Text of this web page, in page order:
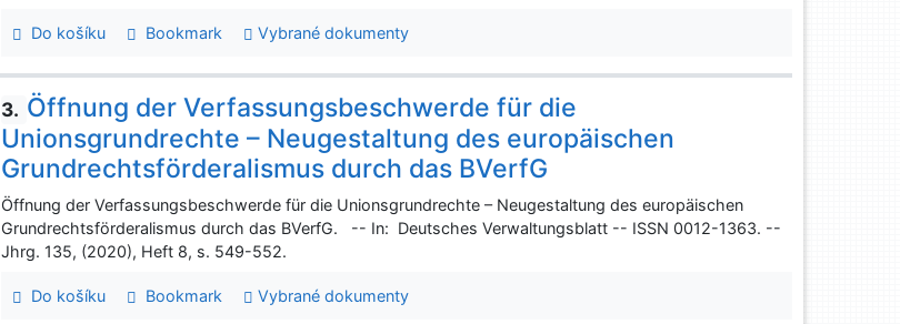
Do košíku Bookmark Vybrané dokumenty
3. Öffnung der Verfassungsbeschwerde für die
Unionsgrundrechte – Neugestaltung des europäischen
Grundrechtsförderalismus durch das BVerfG
Öffnung der Verfassungsbeschwerde für die Unionsgrundrechte – Neugestaltung des europäischen
Grundrechtsförderalismus durch das BVerfG. -- In: Deutsches Verwaltungsblatt -- ISSN 0012-1363. --
Jhrg. 135, (2020), Heft 8, s. 549-552.
Do košíku Bookmark Vybrané dokumenty